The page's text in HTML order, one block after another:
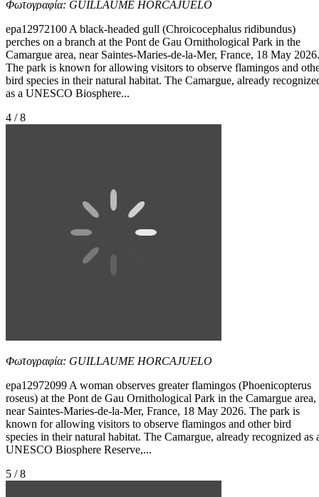
Φωτογραφία: GUILLAUME HORCAJUELO
epa12972100 A black-headed gull (Chroicocephalus ridibundus)
perches on a branch at the Pont de Gau Ornithological Park in the
Camargue area, near Saintes-Maries-de-la-Mer, France, 18 May 2026.
The park is known for allowing visitors to observe flamingos and
bird species in their natural habitat. The Camargue, already
as a UNESCO Biosphere...
4 / 8
Φωτογραφία: GUILLAUME HORCAJUELO
epa12972099 A woman observes greater flamingos (Phoenicopterus
roseus) at the Pont de Gau Ornithological Park in the Camargue area,
near Saintes-Maries-de-la-Mer, France, 18 May 2026. The park is
known for allowing visitors to observe flamingos and other bird
species in their natural habitat. The Camargue, already recognized as
UNESCO Biosphere Reserve,...
5 / 8